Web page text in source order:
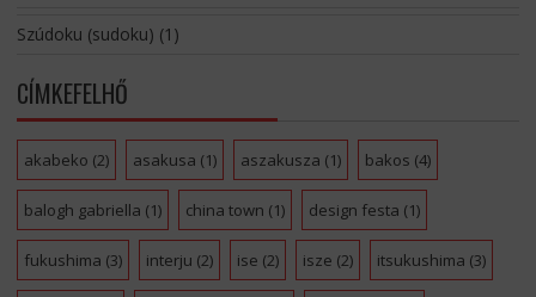
Szúdoku (sudoku) (1)
CÍMKEFELHŐ
akabeko (2) asakusa (1) aszakusza (1) bakos (4)
balogh gabriella (1) china town (1) design festa (1)
fukushima (3) interju (2) ise (2) isze (2) itsukushima (3)